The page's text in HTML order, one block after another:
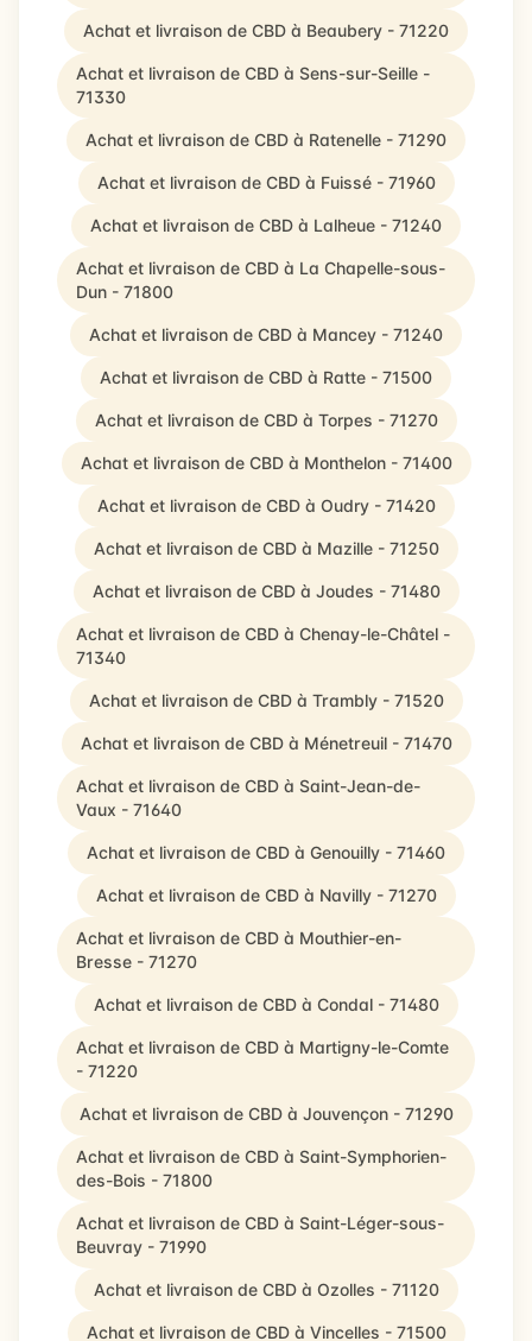
Achat et livraison de CBD à Beaubery - 71220
Achat et livraison de CBD à Sens-sur-Seille -
71330
Achat et livraison de CBD à Ratenelle - 71290
Achat et livraison de CBD à Fuissé - 71960
Achat et livraison de CBD à Lalheue - 71240
Achat et livraison de CBD à La Chapelle-sous-
Dun - 71800
Achat et livraison de CBD à Mancey - 71240
Achat et livraison de CBD à Ratte - 71500
Achat et livraison de CBD à Torpes - 71270
Achat et livraison de CBD à Monthelon - 71400
Achat et livraison de CBD à Oudry - 71420
Achat et livraison de CBD à Mazille - 71250
Achat et livraison de CBD à Joudes - 71480
Achat et livraison de CBD à Chenay-le-Châtel -
71340
Achat et livraison de CBD à Trambly - 71520
Achat et livraison de CBD à Ménetreuil - 71470
Achat et livraison de CBD à Saint-Jean-de-
Vaux - 71640
Achat et livraison de CBD à Genouilly - 71460
Achat et livraison de CBD à Navilly - 71270
Achat et livraison de CBD à Mouthier-en-
Bresse - 71270
Achat et livraison de CBD à Condal - 71480
Achat et livraison de CBD à Martigny-le-Comte
- 71220
Achat et livraison de CBD à Jouvençon - 71290
Achat et livraison de CBD à Saint-Symphorien-
des-Bois - 71800
Achat et livraison de CBD à Saint-Léger-sous-
Beuvray - 71990
Achat et livraison de CBD à Ozolles - 71120
Achat et livraison de CBD à Vincelles - 71500